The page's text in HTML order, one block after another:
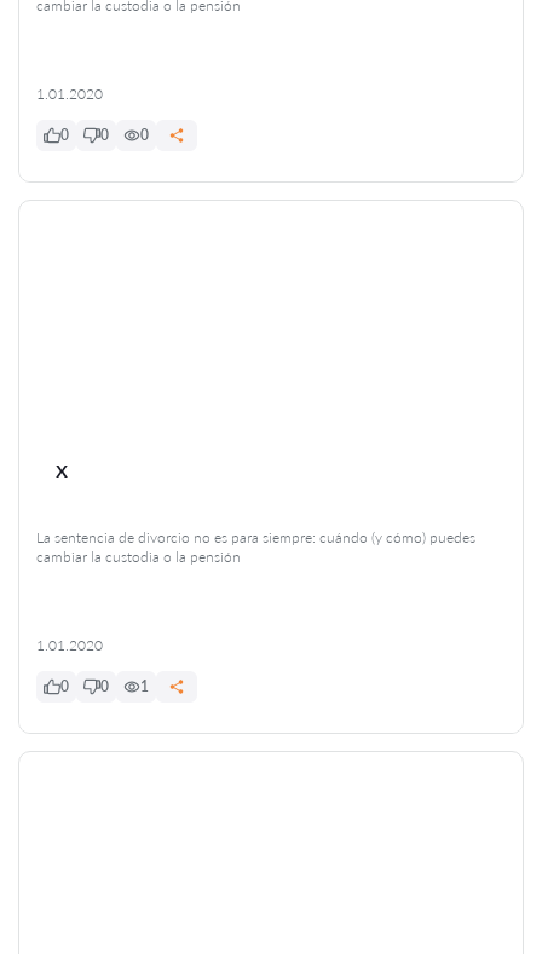
cambiar la custodia o la pensión
1.01.2020
0 0 0
x
La sentencia de divorcio no es para siempre: cuándo (y cómo) puedes
cambiar la custodia o la pensión
1.01.2020
0 0 1